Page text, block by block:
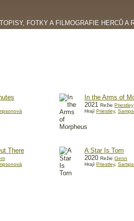
FOTKY A FILMOGRAFIE HERCŮ A
In the Arms of
2021RežiePriestley
HrajíPriestley,
There
A Star Is Torn
2020RežieGenn
HrajíPriestley,